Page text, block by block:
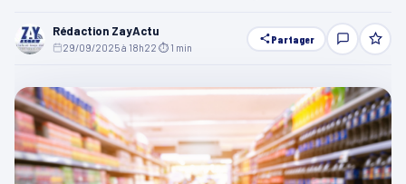
Rédaction ZayActu
29/09/2025 à 18h22 ⏱ 1 min
Partager